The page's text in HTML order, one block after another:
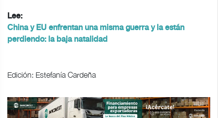
Lee:
China y EU enfrentan una misma guerra y la están
perdiendo: la baja natalidad
Edición: Estefanía Cardeña